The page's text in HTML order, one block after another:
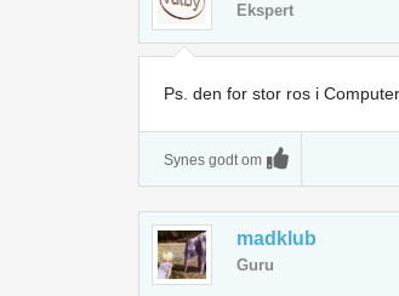
Ekspert
Ps. den for stor ros i
Synes godt om
madklub
Guru